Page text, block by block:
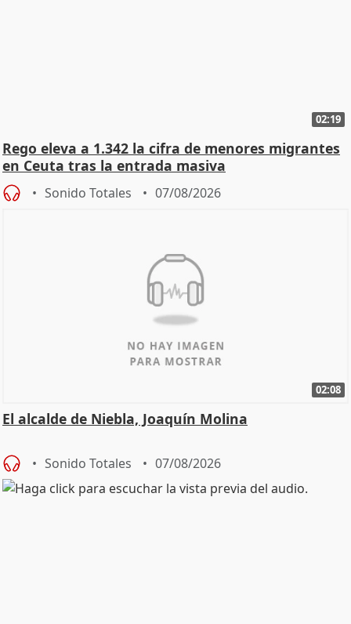
02:19
Rego eleva a 1.342 la cifra de menores migrantes
en Ceuta tras la entrada masiva
Sonido Totales 07/08/2026
02:08
El alcalde de Niebla, Joaquín Molina
Sonido Totales 07/08/2026